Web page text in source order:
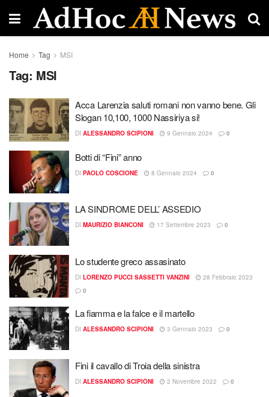
Home Tag MSI
Tag: MSI
Acca Larenzia saluti romani non vanno bene. Gli
Slogan 10,100, 1000 Nassiriya si!
DI ALESSANDRO SCIPIONI 9 Gennaio 2024 0
Botti di “Fini” anno
DI PAOLO COSCIONE 8 Gennaio 2024 0
LA SINDROME DELL’ ASSEDIO
DI MAURIZIO BIANCONI 17 Settembre 2023 0
Lo studente greco assasinato
DI LORENZO PUCCI SASSETTI VANZINI
28 Febbraio 2023
0
La fiamma e la falce e il martello
DI ALESSANDRO SCIPIONI 3 Gennaio 2023 0
Fini il cavallo di Troia della sinistra
DI ALESSANDRO SCIPIONI 2 Novembre 2022 0